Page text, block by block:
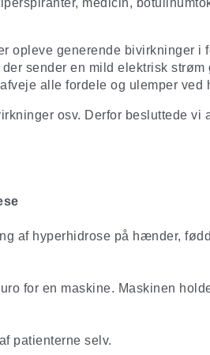
medicin,
generende bivirkninger i
sender en mild elektrisk strøm
alle fordele og ulemper ved
osv. Derfor besluttede vi
af hyperhidrose på hænder,
for en maskine. Maskinen
patienterne selv.